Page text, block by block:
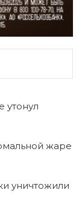
утонул
жаре
уничтожили